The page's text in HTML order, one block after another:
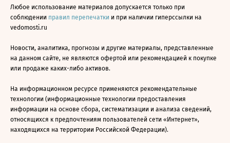
Любое использование материалов допускается только при
соблюдении правил перепечатки и при наличии гиперссылки на
vedomosti.ru
Новости, аналитика, прогнозы и другие материалы, представленные
на данном сайте, не являются офертой или рекомендацией к покупке
или продаже каких-либо активов.
На информационном ресурсе применяются рекомендательные
технологии (информационные технологии предоставления
информации на основе сбора, систематизации и анализа сведений,
относящихся к предпочтениям пользователей сети «Интернет»,
находящихся на территории Российской Федерации).